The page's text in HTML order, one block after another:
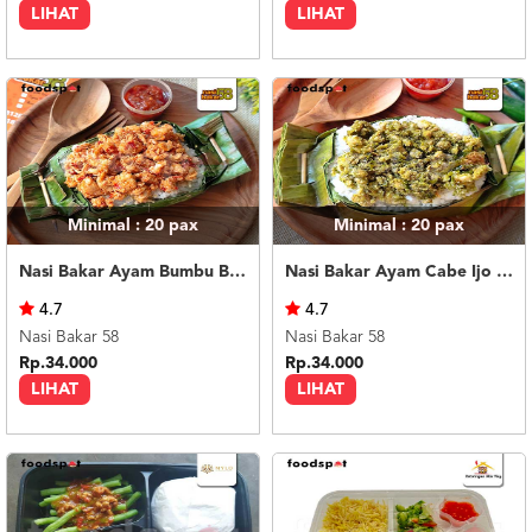
LIHAT LIHAT
Minimal : 20 pax
Nasi Bakar Ayam Bumbu Bali + Kerupuk
LIHAT
4.7
Nasi Bakar 58
Rp.34.000
Minimal : 20pax
Nasi Bakar Ayam Cabe Ijo + Kerupuk
LIHAT
4.7
Nasi Bakar 58
Rp.34.000